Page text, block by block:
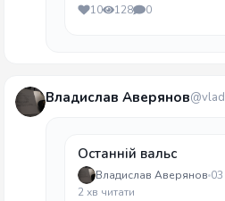
10 128 0
Владислав Аверянов
Останній вальс
Владислав Аверянов
2 хв читати